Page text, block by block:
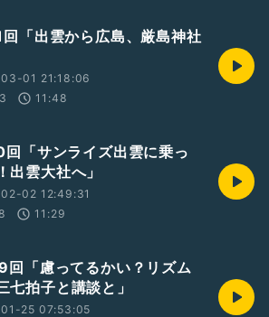
回「出雲から広島、厳島神社
01 21:18:06
11:48
回「サンライズ出雲に乗っ
出雲大社へ」
02 12:49:31
11:29
回「慮ってるかい？リズム
七拍子と講談と」
25 07:53:05